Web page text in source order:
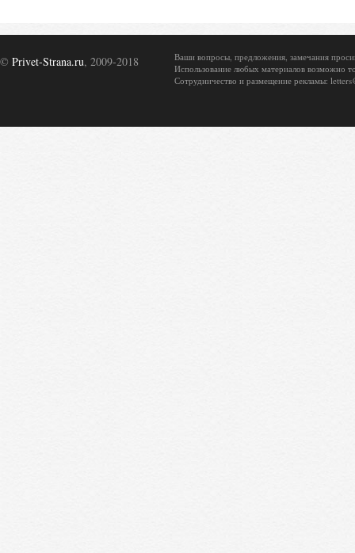
© Privet-Strana.ru, 2009-2018
Ваши вопросы, предложения, замечания
Использование любых материалов возможно
Сотрудничество и размещение рекламы: